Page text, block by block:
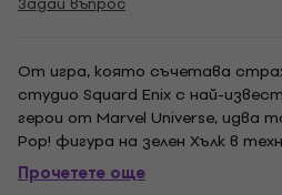
От игра, която съчетава
студио Squard Enix с най-
герои от Marvel Universe, идва
Pop! фигура на зелен Хълк в
Industries. Виниловата фигурка
висока около 10 см и е
Прочетете още